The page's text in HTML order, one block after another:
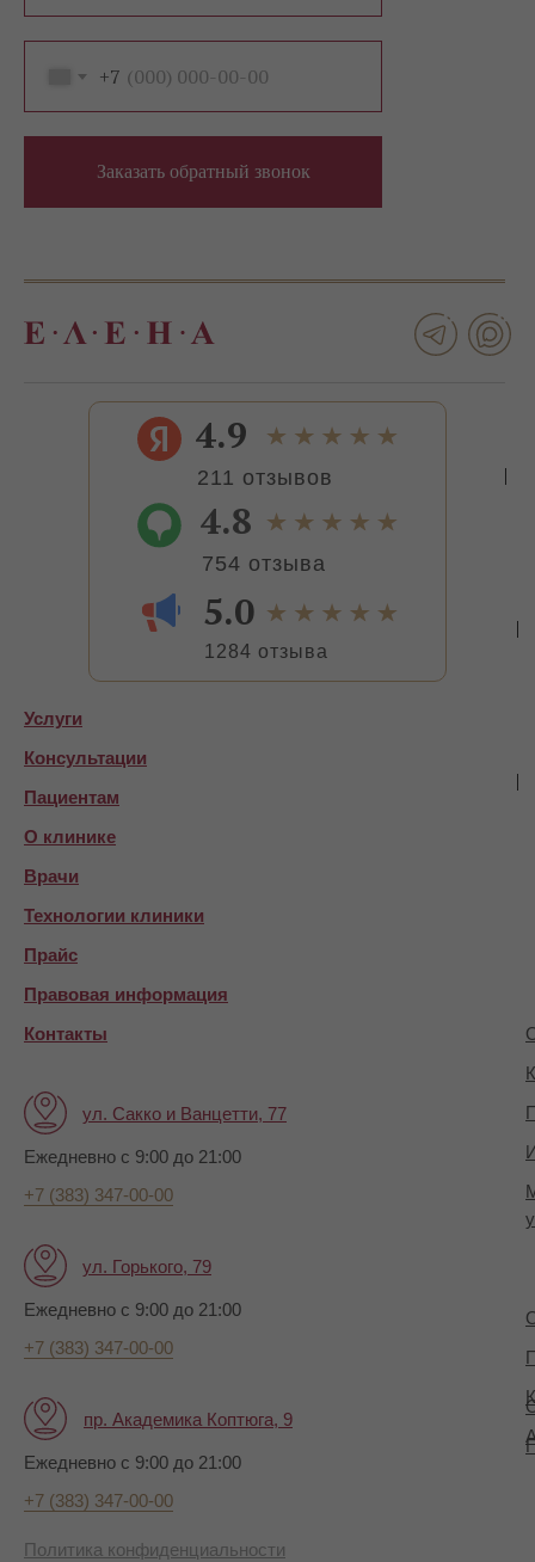
+7
Заказать обратный звонок
Пациентам
Консультации
Прайс
Услуги
Ежедневно с 9:00 до 21:00
+7 (383) 347-00-00
ул. Сакко и Ванцетти, 77
Ежедневно с 9:00 до 21:00
+7 (383) 347-00-00
ул. Горького, 79
Ежедневно с 9:00 до 21:00
+7 (383) 347-00-00
пр. Академика Коптюга, 9
О клинике
Технологии клиники
Врачи
Правовая информация
Контакты
Политика конфиденциальности
211 отзывов
4.9
754 отзыва
4.8
1284 отзыва
5.0